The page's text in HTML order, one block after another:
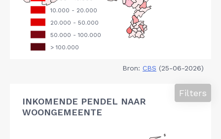
Bron: CBS (25-06-2026)
INKOMENDE PENDEL NAAR
WOONGEMEENTE
Filters